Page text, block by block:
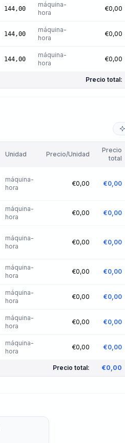
144,00
máquina-
hora
€0,00
144,00
máquina-
hora
€0,00
144,00
máquina-
hora
€0,00
Precio total:
Unidad Precio/Unidad
Precio
total
máquina-
hora
€0,00 €0,00
máquina-
hora
€0,00 €0,00
máquina-
hora
€0,00 €0,00
máquina-
hora
€0,00 €0,00
máquina-
hora
€0,00 €0,00
máquina-
hora
€0,00 €0,00
máquina-
hora
€0,00 €0,00
Precio total: €0,00